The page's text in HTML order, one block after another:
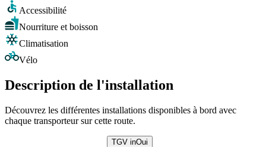
Accessibilité
Nourriture et boisson
Climatisation
Vélo
Description de l'installation
Découvrez les différentes installations disponibles à bord avec
chaque transporteur sur cette route.
TGV inOui